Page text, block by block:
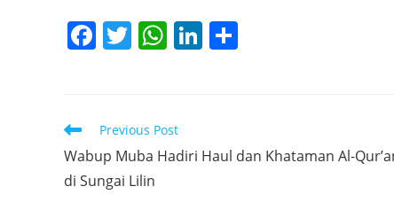
F
e
b
o
T
er
W
s
A
Li
dI
Read
more
articles
Previous Post
Wabup Muba Hadiri Haul dan Khataman Al-
di Sungai Lilin